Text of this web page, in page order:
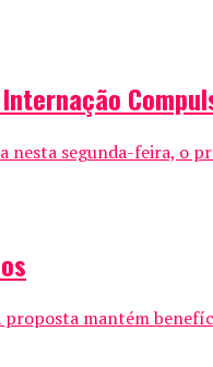
segunda-feira, o
mantém